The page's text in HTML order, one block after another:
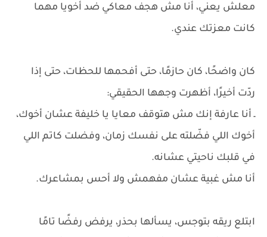
معلش يعني، أنا مش هجف معاكي ضد أخويا مهما
كانت معزتك عندي.
كان واضحًا، كان حازمًا، حتى أفحمها للحظات، حتى إذا
ردّت أخيرًا، أظهرت وجهها الحقيقي:
ـ أنا عارفة إنك مش هتوقف معايا يا خليفة عشان أخوك،
أخوك اللي فضّلته على نفسك زمان، وفضلت كاتم اللي
في قلبك ناحيتي عشانه.
أنا مش غبية عشان مفهمش ولا أحس بمشاعرك.
ابتلع ريقه بتوجس، يسألها بحذر، يرفض رفضًا تامًا